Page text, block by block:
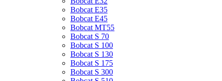
Bobcat E35
Bobcat E45
Bobcat MT55
Bobcat S 70
Bobcat S 100
Bobcat S 130
Bobcat S 175
Bobcat S 300